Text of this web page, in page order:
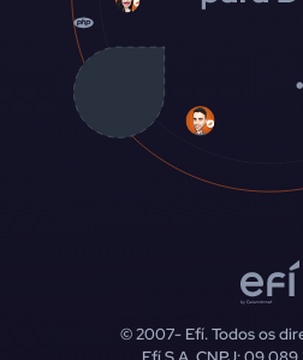
© 2007-Efí. Todos os